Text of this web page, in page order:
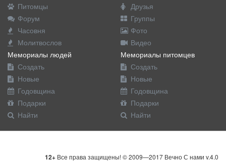
Питомцы
Форум
Часовня
Молитвослов
Друзья
Группы
Фото
Видео
Мемориалы людей
Создать
Новые
Годовщина
Подарки
Найти
Мемориалы питомцев
Создать
Новые
Годовщина
Подарки
Найти
12+ Все права защищены! © 2009—2017 Вечно С нами v.4.0